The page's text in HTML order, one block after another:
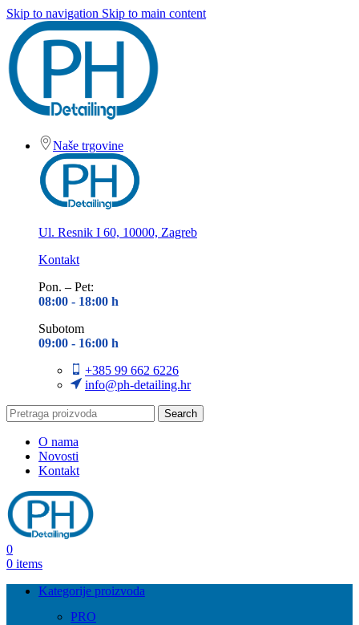
Skip to navigation Skip to main content
Naše trgovine
Ul. Resnik I 60, 10000, Zagreb
Kontakt
Pon. – Pet:
08:00 - 18:00 h
Subotom
09:00 - 16:00 h
+385 99 662 6226
info@ph-detailing.hr
Search
O nama
Novosti
Kontakt
0
0 items
Kategorije proizvoda
PRO